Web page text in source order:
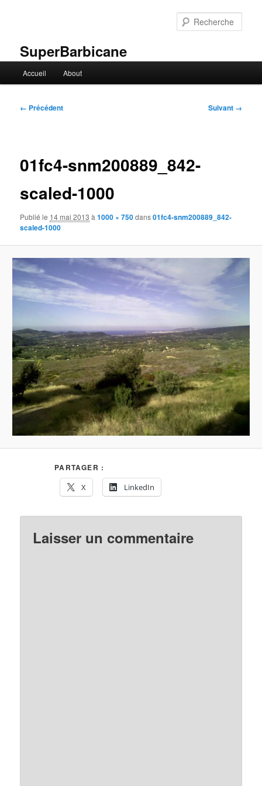
SuperBarbicane
principal
Accueil About
Navigation
← Précédent Suivant →
01fc4-snm200889_842-
scaled-1000
Publié le 14 mai 2013 à1000 × 750dans01fc4-snm200889_842-
scaled-1000
PARTAGER :
X
LinkedIn
Laisser un commentaire